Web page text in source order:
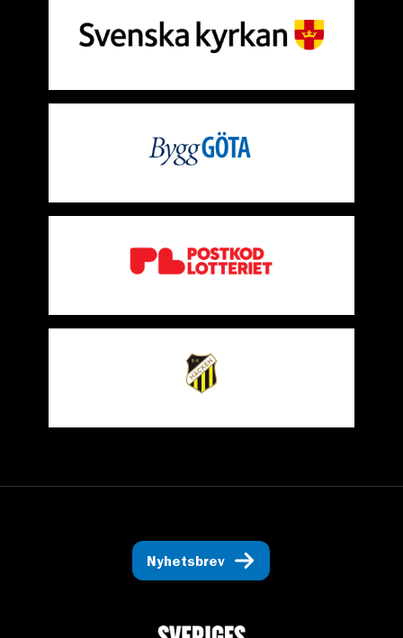
Nyhetsbrev